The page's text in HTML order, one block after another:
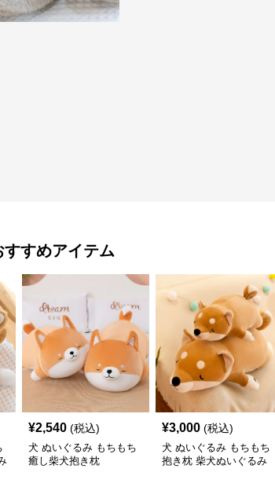
すすめアイテム
¥2,540 (税込)
犬 ぬいぐるみ もちもち
癒し柴犬抱き枕
¥3,000 (税込)
犬 ぬいぐるみ もちもち
抱き枕 柴犬ぬいぐるみ